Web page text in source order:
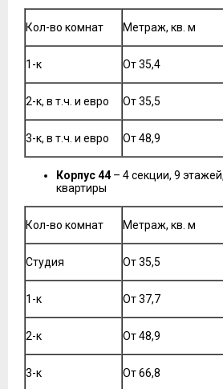
Кол-во комнат Метраж, кв. м
1-к От 35,4
2-к, в т.ч. и евро От 35,5
3-к, в т.ч. и евро От 48,9
Корпус 44– 4 секции, 9
квартиры
Кол-во комнат Метраж, кв. м
Студия От 35,5
1-к От 37,7
2-к От 48,9
3-к От 66,8